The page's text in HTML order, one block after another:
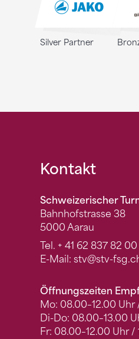
Silver Partner
Fusszeile
Kontakt
Schweizerischer
Bahnhofstrasse 38
5000 Aarau
Tel. + 41 62 837 82 00
E-Mail: stv@stv-
Öffnungszeiten
Mo: 08.00–12.00 Uhr
Di-Do: 08.00–13.00
Fr: 08.00–12.00 Uhr /